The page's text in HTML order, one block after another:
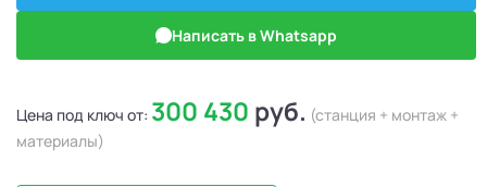
Написать в Whatsapp
Цена под ключ от: 300 430 руб. (станция + монтаж +
материалы)